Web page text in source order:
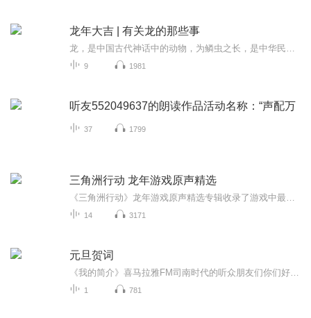
龙年大吉 | 有关龙的那些事
9 1981
听友552049637的朗读作品活动名称：“声配万
37 1799
三角洲行动 龙年游戏原声精选
14 3171
元旦贺词
1 781